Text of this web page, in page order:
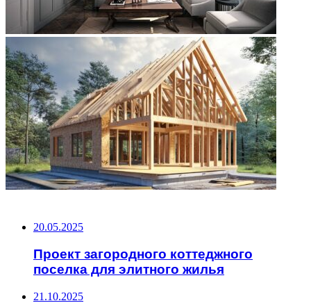
20.05.2025
Проект загородного коттеджного
поселка для элитного жилья
21.10.2025